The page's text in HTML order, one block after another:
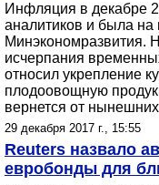
Инфляция в декабре
аналитиков и была
Минэкономразвития.
исчерпания
относил укрепление
плодоовощную
вернется от
29 декабря 2017 г., 15:55
Reuters назвало
евробонды для